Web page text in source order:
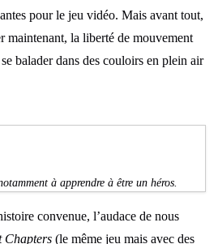
pour le jeu vidéo. Mais avant tout,
maintenant, la liberté de mouvement
balader dans des couloirs en plein air
à apprendre à être un héros.
convenue, l’audace de nous
Chapters (le même jeu mais avec des